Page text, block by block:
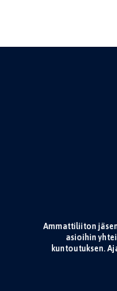
Ammattiliiton
asioihin
kuntoutuksen.